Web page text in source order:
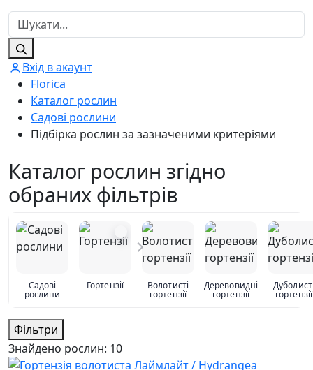
Вхід в акаунт
Florica
Каталог рослин
Садові рослини
Підбірка рослин за зазначеними критеріями
Каталог рослин згідно
обраних фільтрів
Садові
рослини
Гортензії Волотисті
гортензії
Деревовидні
гортензії гортензії
Фільтри
Знайдено рослин: 10